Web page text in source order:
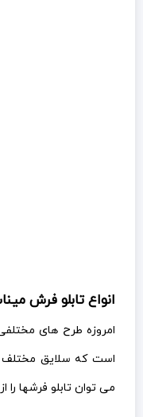
انواع تابلو فرش
امروزه طرح های
است که سلایق مختلف
می توان تابلو فرشها را